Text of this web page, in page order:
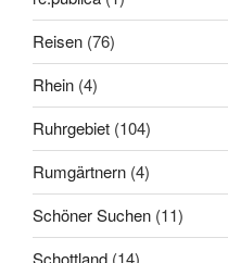
Reisen (76)
Rhein (4)
Ruhrgebiet (104)
Rumgärtnern (4)
Schöner Suchen (11)